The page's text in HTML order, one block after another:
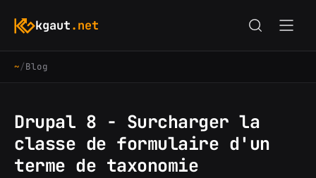
kgaut.net
~/Blog
Drupal 8 - Surcharger la
classe de formulaire d'un
terme de taxonomie